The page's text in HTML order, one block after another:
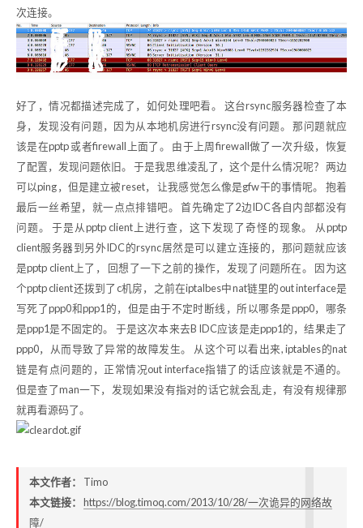
次连接。
好了，情况都描述完成了，如何处理吧看。 这台rsync服务器检查了本
身，发现没有问题，因为从本地机房进行rsync没有问题。 那问题就应
该是在pptp 或者firewall上面了。 由于上周firewall做了一次升级，恢复
了配置，发现问题依旧。 于是我思维凌乱了，这个是什么情况呢？ 两边
可以ping，但是建立被reset， 让我感觉怎么像是gfw干的事情呢。 抱着
最后一丝希望，就一点点排错吧。 首先确定了2边IDC各自内部都没有
问题。 于是从pptp client上进行查，这下发现了奇怪的现象。 从pptp
client服务器到另外IDC的rsync居然是可以建立连接的，那问题就应该
是pptp client上了， 回想了一下之前的操作，发现了问题所在。 因为这
个pptp client还拨到了c机房，之前在iptalbes中nat链里的out interface是
写死了ppp0和ppp1的，但是由于不定时断线，所以哪条是ppp0，哪条
是ppp1是不固定的。 于是这次本来去B IDC应该是走ppp1的，结果走了
ppp0，从而导致了异常的故障发生。 从这个可以看出来, iptables的nat
链是有点问题的，正常情况out interface指错了的话应该就是不通的。
但是查了man一下，发现如果没有指对的话它就会乱走，有没有规律那
就再看源码了。
本文作者： Timo
本文链接：
https://blog.timoq.com/2013/10/28/一次诡异的网络故
障/